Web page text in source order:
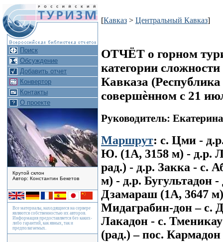
Поиск
Обсуждение
Добавить отчет
Конвертор
Контакты
О проекте
Крутой склон
Автор: Константин Бекетов
Все материалы, находящиеся на сервере
являются собственностью их авторов.
Информация предоставляется без каких-
либо гарантий, как явных, так и
предполагаемых.
[Кавказ > Центральный Кавказ]
ОТЧЁТ о горном
категории
Кавказа
совершѐнном с 21
Руководитель:
Маршрут: с. Цми -
Ю. (1А, 3158 м) - д.р.
рад.) - д.р. Закка - с.
м) - д.р. Бугультадон
Дзамараш (1А, 3647
Мидаграбин-дон – с.
Лакадон - с.
(рад.) – пос. Кармадон